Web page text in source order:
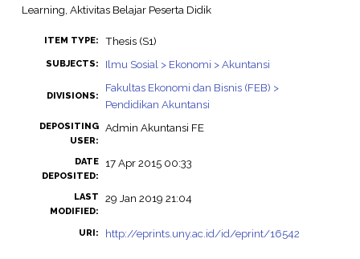
Learning, Aktivitas Belajar Peserta Didik
ITEM TYPE: Thesis (S1)
SUBJECTS: Ilmu Sosial > Ekonomi > Akuntansi
DIVISIONS:
Fakultas Ekonomi dan Bisnis (FEB) >
Pendidikan Akuntansi
DEPOSITING
USER:
Admin Akuntansi FE
DATE
DEPOSITED:
17 Apr 2015 00:33
LAST
MODIFIED:
29 Jan 2019 21:04
URI: http://eprints.uny.ac.id/id/eprint/16542